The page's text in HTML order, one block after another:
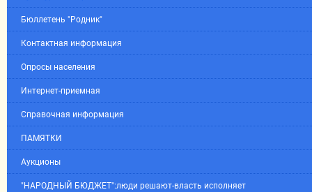
Бюллетень "Родник"
Контактная информация
Опросы населения
Интернет-приемная
Справочная информация
ПАМЯТКИ
Аукционы
"НАРОДНЫЙ БЮДЖЕТ":люди решают-власть исполняет